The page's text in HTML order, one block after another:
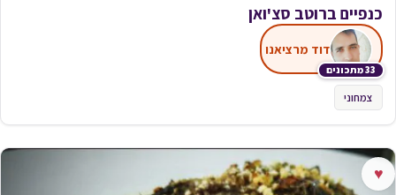
כנפיים ברוטב סצ'ואן
33 מתכונים
דוד מרציאנו
צמחוני
♥